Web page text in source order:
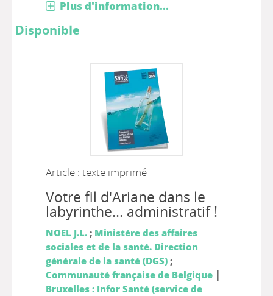
Plus d'information...
Disponible
Article : texte imprimé
Votre fil d'Ariane dans le
labyrinthe... administratif !
NOEL J.L.; Ministère des affaires
sociales et de la santé. Direction
générale de la santé (DGS);
Communauté française de Belgique |
Bruxelles : Infor Santé (service de